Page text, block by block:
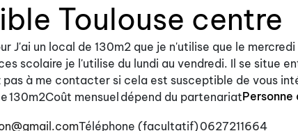
Toulouse centre
J'ai un local de 130m2 que je n'utilise que le
scolaire je l'utilise du lundi au vendredi. Il se situe
à me contacter si cela est susceptible de vous
130m2Coût mensuel dépend du partenariat
Téléphone (facultatif)0627211664